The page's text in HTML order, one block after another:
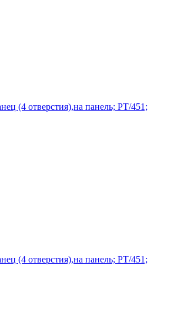
(4 отверстия),на панель; PT/451;
(4 отверстия),на панель; PT/451;